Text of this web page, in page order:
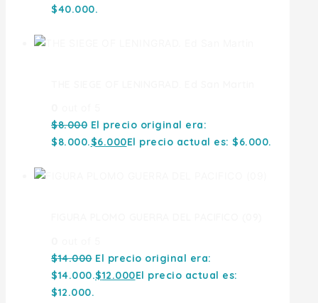
$40.000.
$8.000 El precio original era:
$8.000.$6.000El precio actual es: $6.000.
$14.000 El precio original era:
$14.000.$12.000El precio actual es:
$12.000.